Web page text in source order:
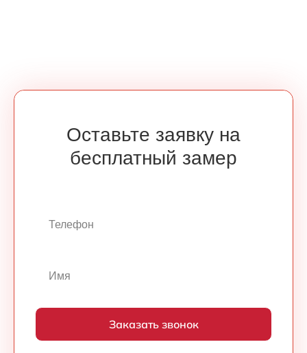
Оставьте заявку на
бесплатный замер
Заказать звонок